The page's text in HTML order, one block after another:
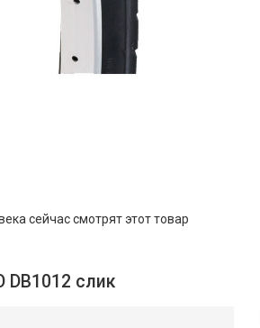
сейчас смотрятэтот товар
DB1012 слик